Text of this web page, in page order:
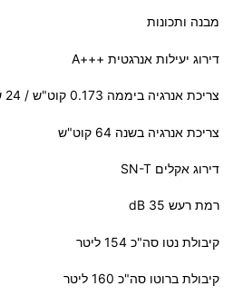
מבנה ותכונות
דירוג יעילות אנרגטית +++A
צריכת אנרגיה ביממה 0.173 קוט"ש / 24 שעות
צריכת אנרגיה בשנה 64 קוט"ש
דירוג אקלים SN-T
רמת רעש 35 dB
קיבולת נטו סה"כ 154 ליטר
קיבולת ברוטו סה"כ 160 ליטר